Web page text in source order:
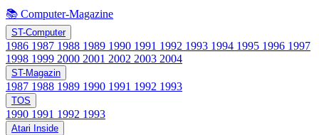
📚 Computer-Magazine
ST-Computer
1986 1987 1988 1989 1990 1991 1992 1993 1994 1995 1996 1997
1998 1999 2000 2001 2002 2003 2004
ST-Magazin
1987 1988 1989 1990 1991 1992 1993
TOS
1990 1991 1992 1993
Atari Inside